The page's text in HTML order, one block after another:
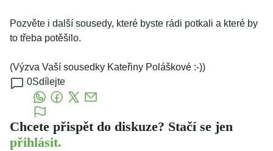
Pozvěte i další sousedy, které byste rádi potkali a které by
to třeba potěšilo.
(Výzva Vaší sousedky Kateřiny Poláškové :-))
0Sdílejte
Chcete přispět do diskuze? Stačí se jen
přihlásit.